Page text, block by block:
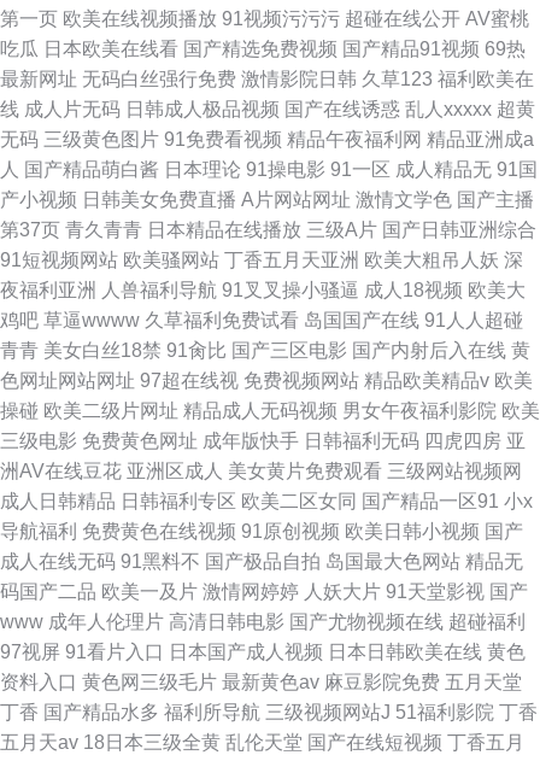
第一页 欧美在线视频播放 91视频污污污 超碰在线公开 AV蜜桃
吃瓜 日本欧美在线看 国产精选免费视频 国产精品91视频 69热
最新网址 无码白丝强行免费 激情影院日韩 久草123 福利欧美在
线 成人片无码 日韩成人极品视频 国产在线诱惑 乱人xxxxx 超黄
无码 三级黄色图片 91免费看视频 精品午夜福利网 精品亚洲成a
人 国产精品萌白酱 日本理论 91操电影 91一区 成人精品无 91国
产小视频 日韩美女免费直播 A片网站网址 激情文学色 国产主播
第37页 青久青青 日本精品在线播放 三级A片 国产日韩亚洲综合
91短视频网站 欧美骚网站 丁香五月天亚洲 欧美大粗吊人妖 深
夜福利亚洲
人兽福利导航 91叉叉操小骚逼 成人18视频 欧美大
鸡吧 草逼wwww 久草福利免费试看 岛国国产在线 91人人超碰
青青 美女白丝18禁 91肏比 国产三区电影 国产内射后入在线 黄
色网址网站网址 97超在线视 免费视频网站 精品欧美精品v 欧美
操碰 欧美二级片网址 精品成人无码视频 男女午夜福利影院 欧美
三级电影 免费黄色网址 成年版快手 日韩福利无码 四虎四房 亚
洲AV在线豆花 亚洲区成人 美女黄片免费观看 三级网站视频网
成人日韩精品 日韩福利专区 欧美二区女同 国产精品一区91 小x
导航福利 免费黄色在线视频 91原创视频 欧美日韩小视频 国产
成人在线无码 91黑料不 国产极品自拍 岛国最大色网站 精品无
码国产二品 欧美一及片 激情网婷婷 人妖大片 91天堂影视 国产
www 成年人伦理片 高清日韩电影 国产尤物视频在线 超碰福利
97视屏 91看片入口 日本国产成人视频 日本日韩欧美在线 黄色
资料入口 黄色网三级毛片 最新黄色av 麻豆影院免费 五月天堂
丁香 国产精品水多 福利所导航 三级视频网站J 51福利影院 丁香
五月天av 18日本三级全黄 乱伦天堂 国产在线短视频 丁香五月